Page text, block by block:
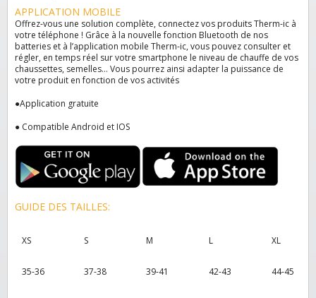
APPLICATION MOBILE
Offrez-vous une solution complète, connectez vos produits Therm-ic à
votre téléphone ! Grâce à la nouvelle fonction Bluetooth de nos
batteries et à l’application mobile Therm-ic, vous pouvez consulter et
régler, en temps réel sur votre smartphone le niveau de chauffe de vos
chaussettes, semelles… Vous pourrez ainsi adapter la puissance de
votre produit en fonction de vos activités
●Application gratuite
● Compatible Android et IOS
GUIDE DES TAILLES:
XS S M L XL
35-36 37-38 39-41 42-43 44-45